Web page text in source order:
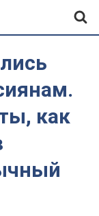
как